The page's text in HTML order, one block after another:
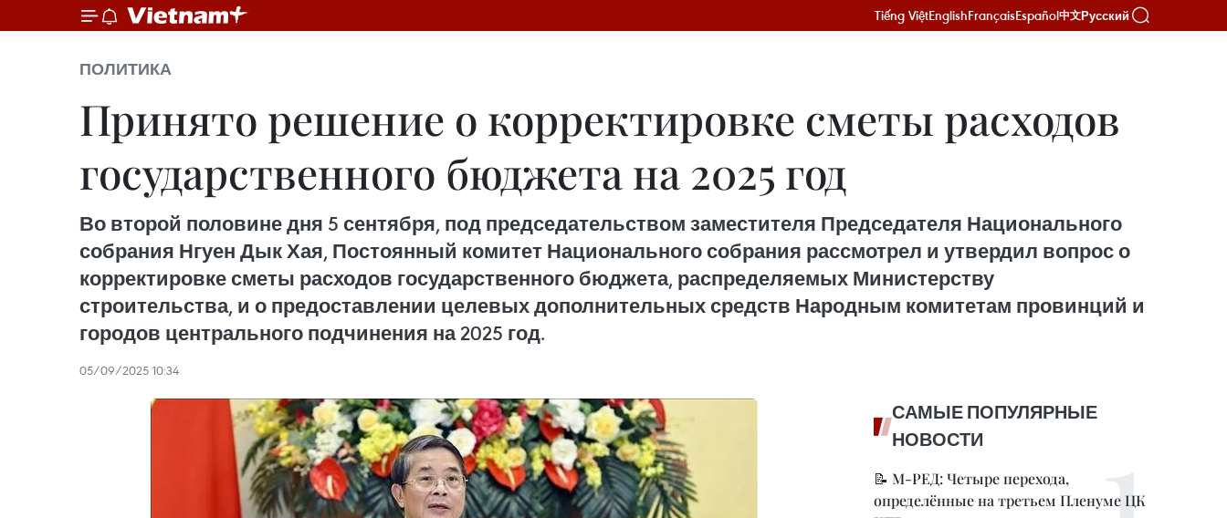
Tiếng ViệtEnglishFrançaisEspañol中文Русский
ПОЛИТИКА
Принято решение о корректировке сметы расходов
государственного бюджета на 2025 год
Во второй половине дня 5 сентября, под председательством заместителя Председателя Национального
собрания Нгуен Дык Хая, Постоянный комитет Национального собрания рассмотрел и утвердил вопрос о
корректировке сметы расходов государственного бюджета, распределяемых Министерству
строительства, и о предоставлении целевых дополнительных средств Народным комитетам провинций и
городов центрального подчинения на 2025 год.
05/09/2025 10:34
САМЫЕ ПОПУЛЯРНЫЕ
НОВОСТИ
📝 М-РЕД: Четыре перехода,
определённые на третьем Пленуме ЦК